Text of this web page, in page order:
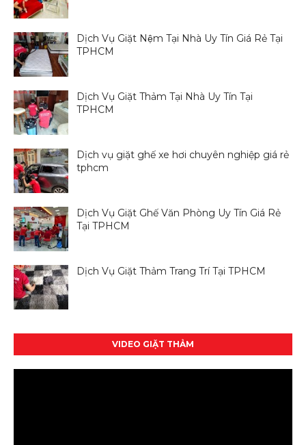
Dịch Vụ Giặt Nệm Tại Nhà Uy Tín Giá Rẻ Tại
TPHCM
Dịch Vụ Giặt Thảm Tại Nhà Uy Tín Tại
TPHCM
Dịch vụ giặt ghế xe hơi chuyên nghiệp giá rẻ
tphcm
Dịch Vụ Giặt Ghế Văn Phòng Uy Tín Giá Rẻ
Tại TPHCM
Dịch Vụ Giặt Thảm Trang Trí Tại TPHCM
VIDEO GIẶT THẢM